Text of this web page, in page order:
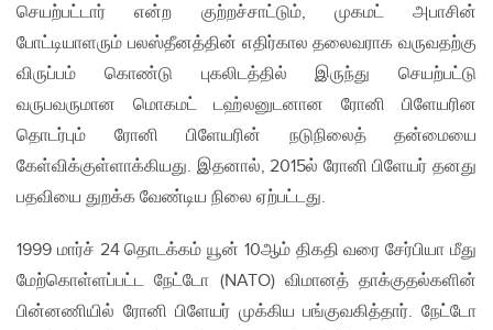
செயற்பட்டார் என்ற குற்றச்சாட்டும், முகமட் அபாசின்
போட்டியாளரும் பலஸ்தீனத்தின் எதிர்கால தலைவராக வருவதற்கு
விருப்பம் கொண்டு புகலிடத்தில் இருந்து செயற்பட்டு
வருபவருமான மொகமட் டஹ்லனுடனான ரோனி பிளேயரின
தொடர்பும் ரோனி பிளேயரின் நடுநிலைத் தன்மையை
கேள்விக்குள்ளாக்கியது. இதனால், 2015ல் ரோனி பிளேயர் தனது
பதவியை துறக்க வேண்டிய நிலை ஏற்பட்டது.
1999 மார்ச் 24 தொடக்கம் யூன் 10ஆம் திகதி வரை சேர்பியா மீது
மேற்கொள்ளப்பட்ட நேட்டோ (NATO) விமானத் தாக்குதல்களின்
பின்னணியில் ரோனி பிளேயர் முக்கிய பங்குவகித்தார். நேட்டோ